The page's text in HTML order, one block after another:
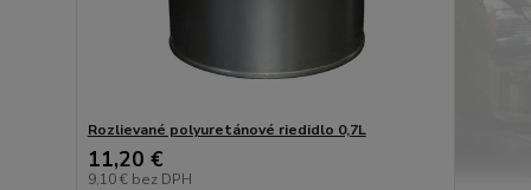
Rozlievané polyuretánové riedidlo 0,7L
11,20 €
9,10 € bez DPH